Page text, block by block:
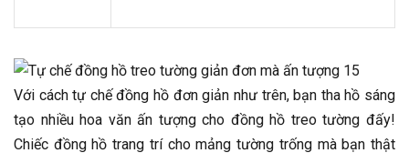
Với cách tự chế đồng hồ đơn giản như trên, bạn tha hồ sáng
tạo nhiều hoa văn ấn tượng cho đồng hồ treo tường đấy!
Chiếc đồng hồ trang trí cho mảng tường trống mà bạn thật